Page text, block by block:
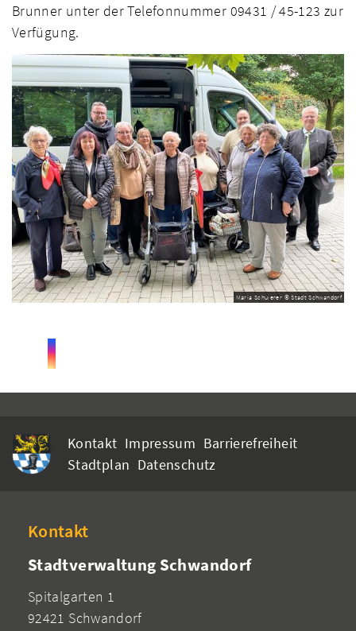
Brunner unter der Telefonnummer 09431 / 45-123 zur
Verfügung.
Maria Schuierer © Stadt Schwandorf
Kontakt Impressum Barrierefreiheit
Stadtplan Datenschutz
Kontakt
Stadtverwaltung Schwandorf
Spitalgarten 1
92421 Schwandorf